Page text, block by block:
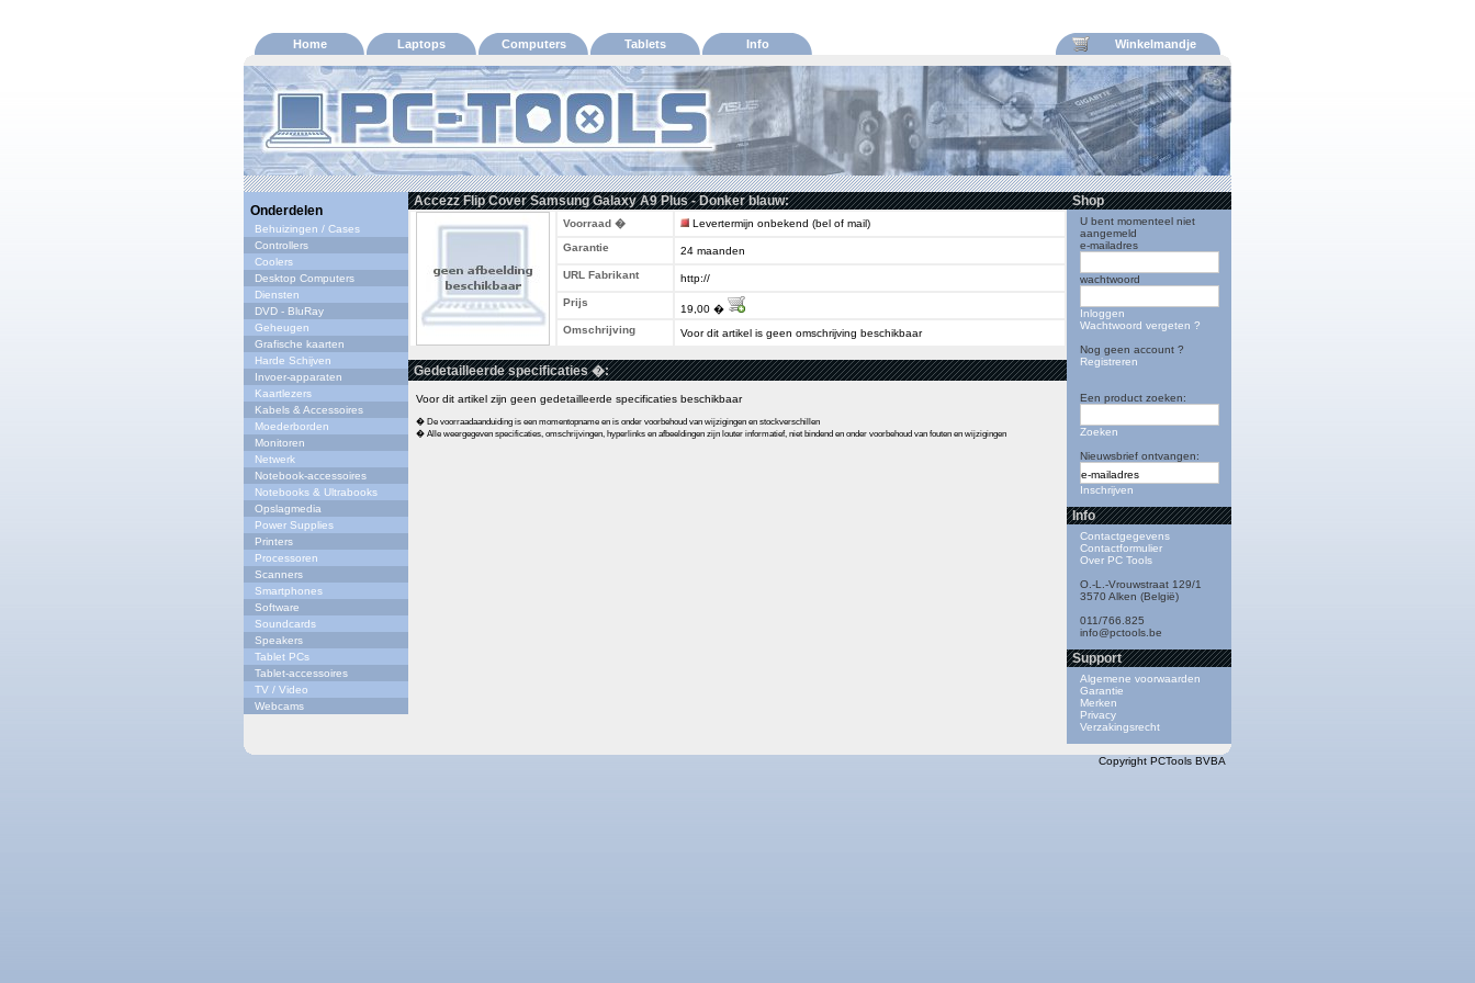
Home Laptops Computers Tablets Info Winkelmandje
Onderdelen
Behuizingen / Cases
Controllers
Coolers
Desktop Computers
Diensten
DVD - BluRay
Geheugen
Grafische kaarten
Harde Schijven
Invoer-apparaten
Kaartlezers
Kabels & Accessoires
Moederborden
Monitoren
Netwerk
Notebook-accessoires
Notebooks & Ultrabooks
Opslagmedia
Power Supplies
Printers
Processoren
Scanners
Smartphones
Software
Soundcards
Speakers
Tablet PCs
Tablet-accessoires
TV / Video
Webcams
Accezz Flip Cover Samsung Galaxy A9 Plus - Donker blauw:
Voorraad �
Levertermijn onbekend (bel of mail)
Garantie
24 maanden
URL Fabrikant
http://
Prijs
19,00 �
Omschrijving
Voor dit artikel is geen omschrijving beschikbaar
Gedetailleerde specificaties �:
Voor dit artikel zijn geen gedetailleerde specificaties beschikbaar
� De voorraadaanduiding is een momentopname en is onder voorbehoud van wijzigingen en stockverschillen
� Alle weergegeven specificaties, omschrijvingen, hyperlinks en afbeeldingen zijn louter informatief, niet bindend en onder voorbehoud van fouten en wijzigingen
Shop
U bent momenteel niet
aangemeld
e-mailadres
wachtwoord
Inloggen
Wachtwoord vergeten ?
Nog geen account ?
Registreren
Een product zoeken:
Zoeken
Nieuwsbrief ontvangen:
Inschrijven
Info
Contactgegevens
Contactformulier
Over PC Tools
O.-L.-Vrouwstraat 129/1
3570 Alken (België)
011/766.825
info@pctools.be
Support
Algemene voorwaarden
Garantie
Merken
Privacy
Verzakingsrecht
Copyright PCTools BVBA